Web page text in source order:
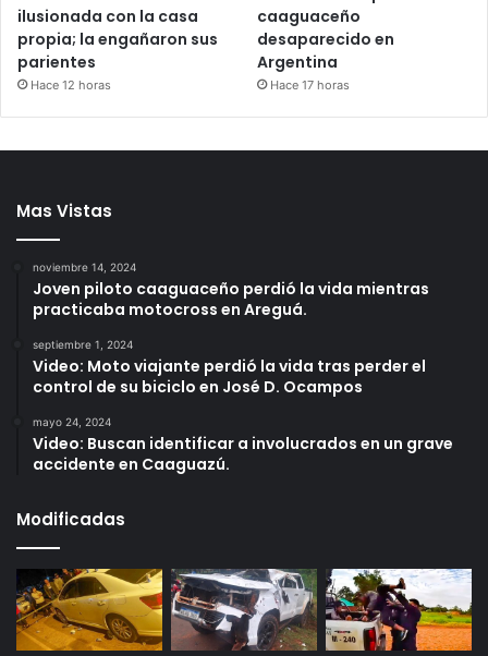
ilusionada con la casa
propia; la engañaron sus
parientes
Hace 12 horas
caaguaceño
desaparecido en
Argentina
Hace 17 horas
Mas Vistas
noviembre 14, 2024
Joven piloto caaguaceño perdió la vida mientras
practicaba motocross en Areguá.
septiembre 1, 2024
Video: Moto viajante perdió la vida tras perder el
control de su biciclo en José D. Ocampos
mayo 24, 2024
Video: Buscan identificar a involucrados en un grave
accidente en Caaguazú.
Modificadas